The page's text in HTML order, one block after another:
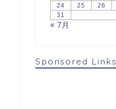
24
25 26
31
« 7月
Sponsored Links